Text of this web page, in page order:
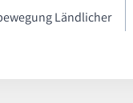
Ländlicher